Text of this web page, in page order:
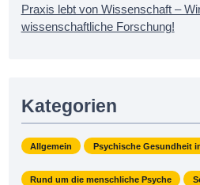
Praxis lebt von Wissenschaft –
wissenschaftliche Forschung!
Kategorien
Allgemein Psychische Gesundheit
Rund um die menschliche Psyche